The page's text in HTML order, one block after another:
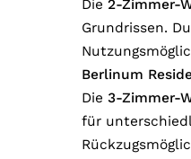
Die2-Zimmer-
Grundrissen.
Berlinum
Die3-Zimmer-
für